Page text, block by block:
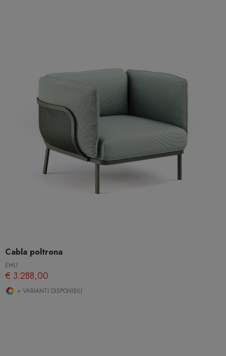
Cabla poltrona
EMU
€ 3.288,00
+ VARIANTI DISPONIBILI